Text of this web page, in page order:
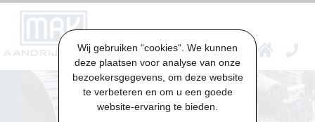
Wij gebruiken “cookies“. We kunnen
deze plaatsen voor analyse van onze
bezoekersgegevens, om deze website
te verbeteren en om u een goede
website-ervaring te bieden.
VACATURES & STAGES